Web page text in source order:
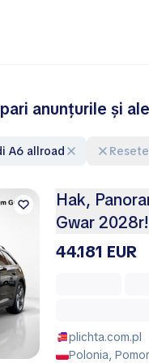
anunțurile și
A6 allroad
Hak,
Gwar 2028r!
44.181 EUR
plichta.com.pl
Polonia,